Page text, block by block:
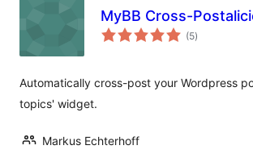
MyBB Cross-
(5total
de
)
Automatically cross-post your Wordpress
topics' widget.
Markus Echterhoff